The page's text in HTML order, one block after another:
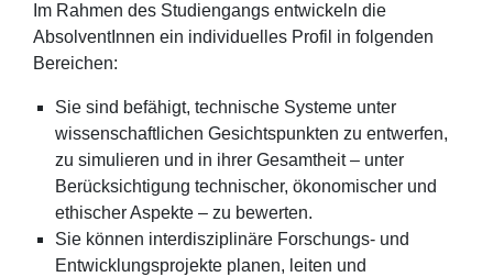
Im Rahmen des Studiengangs entwickeln die
AbsolventInnen ein individuelles Profil in folgenden
Bereichen:
Sie sind befähigt, technische Systeme unter
wissenschaftlichen Gesichtspunkten zu entwerfen,
zu simulieren und in ihrer Gesamtheit – unter
Berücksichtigung technischer, ökonomischer und
ethischer Aspekte – zu bewerten.
Sie können interdisziplinäre Forschungs- und
Entwicklungsprojekte planen, leiten und